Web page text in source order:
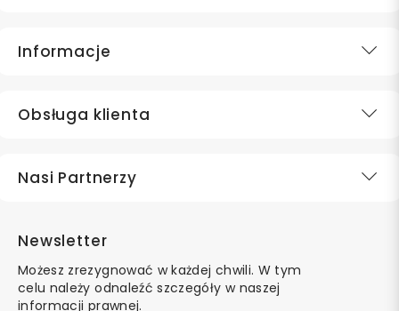
Informacje
Obsługa klienta
Nasi Partnerzy
Newsletter
Możesz zrezygnować w każdej chwili. W tym
celu należy odnaleźć szczegóły w naszej
informacji prawnej.